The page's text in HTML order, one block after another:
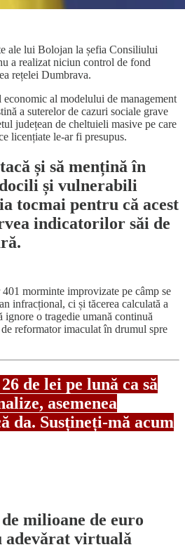
ale lui Bolojan la șefia Consiliului
a realizat niciun control de fond
rețelei Dumbrava.
al modelului de management
a suterelor de cazuri sociale grave
județean de cheltuieli masive pe care
licențiate le-ar fi presupus.
și să mențină în
și vulnerabili
tocmai pentru că acest
indicatorilor săi de
morminte improvizate pe câmp se
infracțional, ci și tăcerea calculată a
ignore o tragedie umană continuă
reformator imaculat în drumul spre
de lei pe lună ca să
asemenea
da. Susțineți-mă acum
milioane de euro
adevǎrat virtualǎ